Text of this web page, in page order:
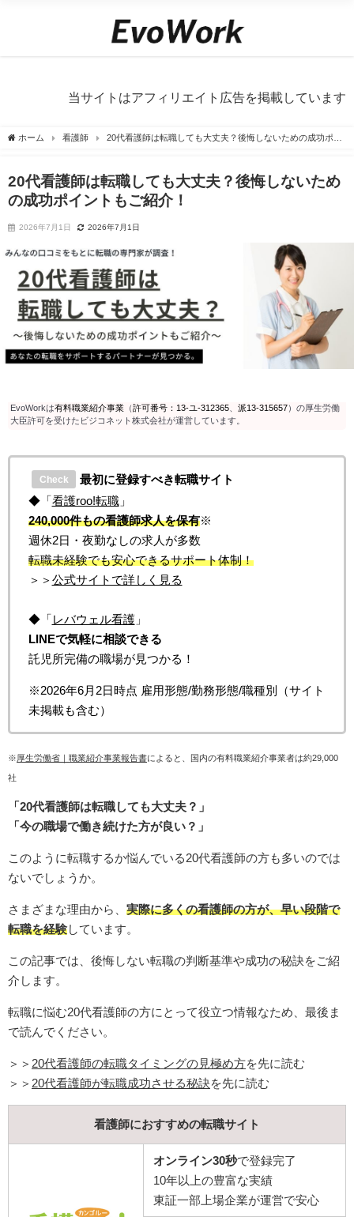
当サイトはアフィリエイト広告を掲載しています
ホーム 看護師
20代看護師は転職しても大丈夫？後悔しないための成功ポイ
20代看護師は転職しても大丈夫？後悔しないため
の成功ポイントもご紹介！
2026年7月1日 2026年7月1日
EvoWorkは有料職業紹介事業 （許可番号：13-ユ-312365 派13-315657）の厚生労働
大臣許可を受けたビジコネット株式会社が運営しています。
Check
最初に登録すべき転職サイト
◆「 看護roo!転職」
240,000件もの看護師求人を保有※
週休2日・夜勤なしの求人が多数
転職未経験でも安心できるサポート体制！
＞＞ 公式サイトで詳しく見る
◆「 レバウェル看護」
LINEで気軽に相談できる
託児所完備の職場が見つかる！
※2026年6月2日時点 雇用形態/勤務形態/職種別（サイト
未掲載も含む）
※ 厚生労働省｜職業紹介事業報告書によると、国内の有料職業紹介事業者は約29,000
社
「20代看護師は転職しても大丈夫？」
「今の職場で働き続けた方が良い？」
このように転職するか悩んでいる20代看護師の方も多いのでは
ないでしょうか。
さまざまな理由から、 実際に多くの看護師の方が、早い段階で
転職を経験 しています。
この記事では、後悔しない転職の判断基準や成功の秘訣をご紹
介します。
転職に悩む20代看護師の方にとって役立つ情報なため、最後ま
で読んでください。
＞＞ 20代看護師の転職タイミングの見極め方を先に読む
＞＞ 20代看護師が転職成功させる秘訣 を先に読む
看護師におすすめの転職サイト
オンライン30秒で登録完了
10年以上の豊富な実績
東証一部上場企業が運営で安心